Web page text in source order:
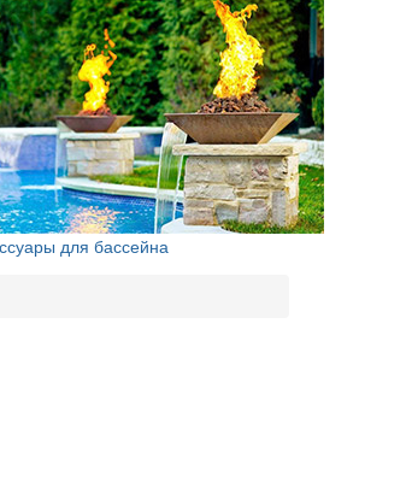
для бассейна